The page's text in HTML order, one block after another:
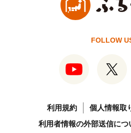
FOLLOW
利用規約
個人情報取
利用者情報の外部送信につ